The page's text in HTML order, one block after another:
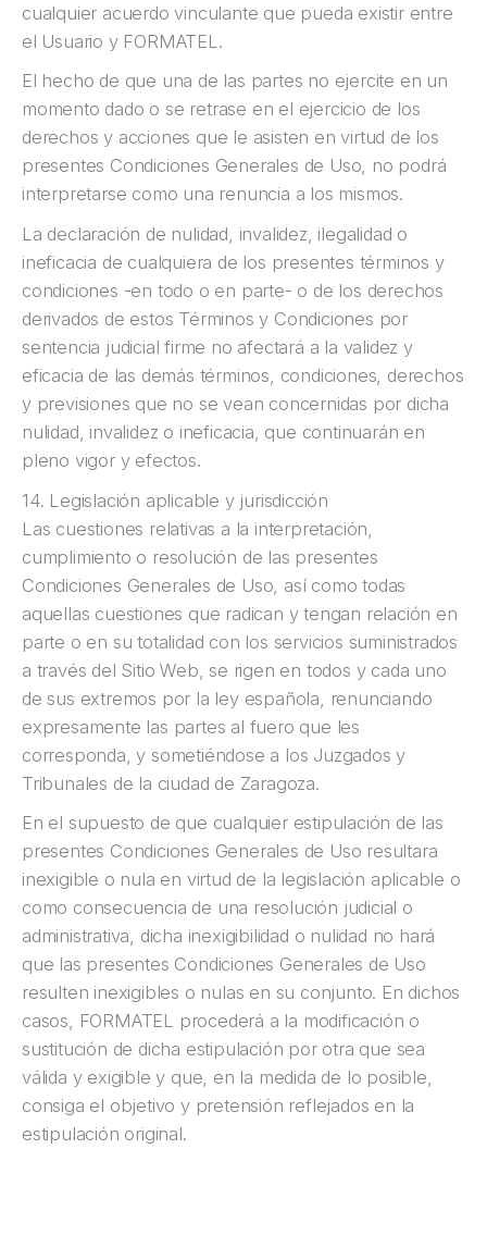
cualquier acuerdo vinculante que pueda existir entre
el Usuario y FORMATEL.
El hecho de que una de las partes no ejercite en un
momento dado o se retrase en el ejercicio de los
derechos y acciones que le asisten en virtud de los
presentes Condiciones Generales de Uso, no podrá
interpretarse como una renuncia a los mismos.
La declaración de nulidad, invalidez, ilegalidad o
ineficacia de cualquiera de los presentes términos y
condiciones -en todo o en parte- o de los derechos
derivados de estos Términos y Condiciones por
sentencia judicial firme no afectará a la validez y
eficacia de las demás términos, condiciones, derechos
y previsiones que no se vean concernidas por dicha
nulidad, invalidez o ineficacia, que continuarán en
pleno vigor y efectos.
14. Legislación aplicable y jurisdicción
Las cuestiones relativas a la interpretación,
cumplimiento o resolución de las presentes
Condiciones Generales de Uso, así como todas
aquellas cuestiones que radican y tengan relación en
parte o en su totalidad con los servicios suministrados
a través del Sitio Web, se rigen en todos y cada uno
de sus extremos por la ley española, renunciando
expresamente las partes al fuero que les
corresponda, y sometiéndose a los Juzgados y
Tribunales de la ciudad de Zaragoza.
En el supuesto de que cualquier estipulación de las
presentes Condiciones Generales de Uso resultara
inexigible o nula en virtud de la legislación aplicable o
como consecuencia de una resolución judicial o
administrativa, dicha inexigibilidad o nulidad no hará
que las presentes Condiciones Generales de Uso
resulten inexigibles o nulas en su conjunto. En dichos
casos, FORMATEL procederá a la modificación o
sustitución de dicha estipulación por otra que sea
válida y exigible y que, en la medida de lo posible,
consiga el objetivo y pretensión reflejados en la
estipulación original.